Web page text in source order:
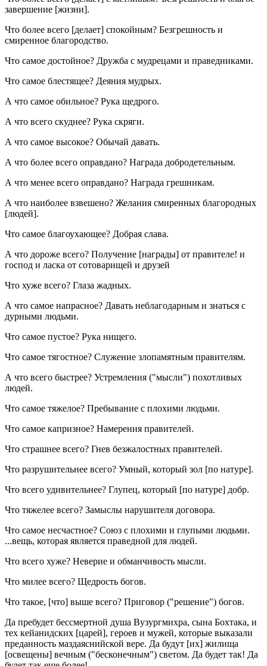
завершение [жизни].
Что более всего [делает] спокойным? Безгрешность и
смиренное благородство.
Что самое достойное? Дружба с мудрецами и праведниками.
Что самое блестящее? Деяния мудрых.
А что самое обильное? Рука щедрого.
А что всего скуднее? Рука скряги.
А что самое высокое? Обычай давать.
А что более всего оправдано? Награда добродетельным.
А что менее всего оправдано? Награда грешникам.
А что наиболее взвешено? Желания смиренных благородных
[людей].
Что самое благоухающее? Добрая слава.
А что дороже всего? Получение [награды] от правителе! и
господ и ласка от сотоварищей и друзей
Что хуже всего? Глаза жадных.
А что самое напрасное? Давать неблагодарным и знаться с
дурными людьми.
Что самое пустое? Рука нищего.
Что самое тягостное? Служение злопамятным правителям.
А что всего быстрее? Устремления ("мысли") похотливых
людей.
Что самое тяжелое? Пребывание с плохими людьми.
Что самое капризное? Намерения правителей.
Что страшнее всего? Гнев безжалостных правителей.
Что разрушительнее всего? Умный, который зол [по натуре].
Что всего удивительнее? Глупец, который [по натуре] добр.
Что тяжелее всего? Замыслы нарушителя договора.
Что самое несчастное? Союз с плохими и глупыми людьми.
...вещь, которая является праведной для людей.
Что всего хуже? Неверие и обманчивость мысли.
Что милее всего? Щедрость богов.
Что такое, [что] выше всего? Приговор ("решение") богов.
Да пребудет бессмертной душа Вузургмихра, сына Бохтака, и
тех кейанидских [царей], героев и мужей, которые выказали
преданность маздаяснийской вере. Да будут [их] жилища
[освещены] вечным ("бесконечным") светом. Да будет так! Да